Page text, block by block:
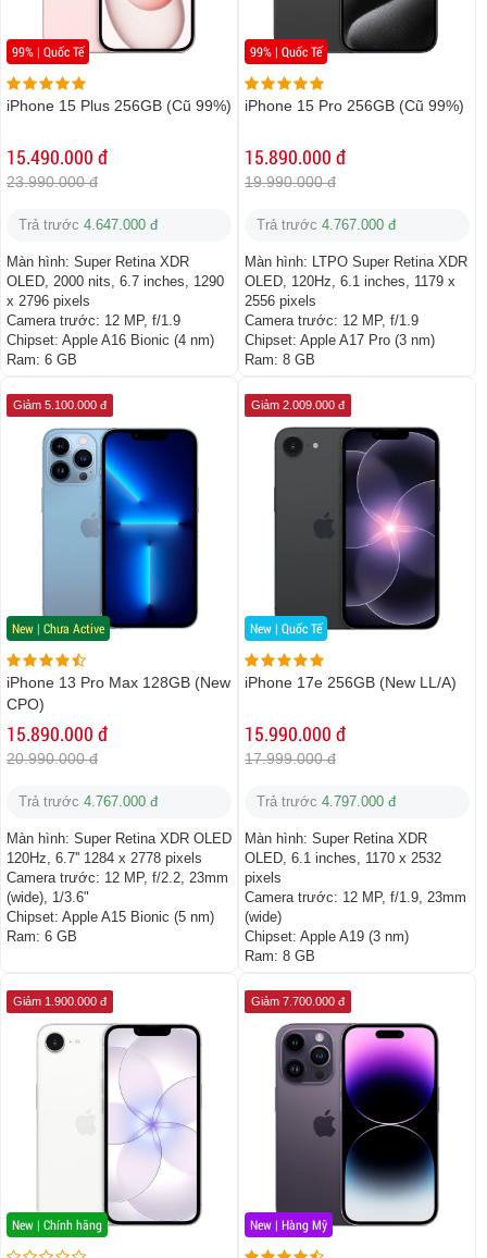
99% | Quốc Tế
iPhone 15 Plus 256GB (Cũ 99%)
15.490.000 đ
23.990.000 đ
Trả trước 4.647.000 đ
Màn hình: Super Retina XDR
OLED, 2000 nits, 6.7 inches, 1290
x 2796 pixels
Camera trước: 12 MP, f/1.9
Chipset: Apple A16 Bionic (4 nm)
Ram: 6 GB
99% | Quốc Tế
iPhone 15 Pro 256GB (Cũ 99%)
15.890.000 đ
19.990.000 đ
Trả trước 4.767.000 đ
Màn hình: LTPO Super Retina XDR
OLED, 120Hz, 6.1 inches, 1179 x
2556 pixels
Camera trước: 12 MP, f/1.9
Chipset: Apple A17 Pro (3 nm)
Ram: 8 GB
New | Chưa Active
Giảm 5.100.000 đ
iPhone 13 Pro Max 128GB (New
CPO)
15.890.000 đ
20.990.000 đ
Trả trước 4.767.000 đ
Màn hình: Super Retina XDR OLED
120Hz, 6.7'' 1284 x 2778 pixels
Camera trước: 12 MP, f/2.2, 23mm
(wide), 1/3.6"
Chipset: Apple A15 Bionic (5 nm)
Ram: 6 GB
New | Quốc Tế
Giảm 2.009.000 đ
iPhone 17e 256GB (New LL/A)
15.990.000 đ
17.999.000 đ
Trả trước 4.797.000 đ
Màn hình: Super Retina XDR
OLED, 6.1 inches, 1170 x 2532
pixels
Camera trước: 12 MP, f/1.9, 23mm
(wide)
Chipset: Apple A19 (3 nm)
Ram: 8 GB
New | Chính hãng
Giảm 1.900.000 đ
New | Hàng Mỹ
Giảm 7.700.000 đ